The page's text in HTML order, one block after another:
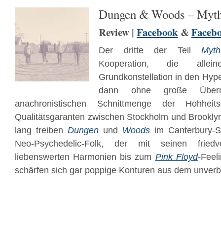
Dungen & Woods –
Review | Facebook &
Der dritte der Teil
Kooperation, die
Grundkonstellation in den
dann ohne große
anachronistischen Schnittmenge der
Qualitätsgaranten zwischen Stockholm und
lang treiben Dungen und Woods im Canterbury-
Neo-Psychedelic-Folk, der mit seinen
liebenswerten Harmonien bis zum Pink Floyd-
schärfen sich gar poppige Konturen aus dem